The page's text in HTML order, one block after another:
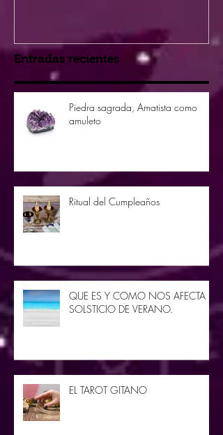
Entradas recientes
Piedra sagrada, Amatista como
amuleto
Ritual del Cumpleaños
QUE ES Y COMO NOS AFECTA EL
SOLSTICIO DE VERANO.
EL TAROT GITANO